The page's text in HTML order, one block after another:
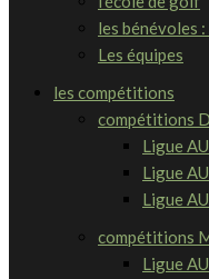
les bénévoles
Les équipes
les compétitions
compétitions
Ligue
Ligue
Ligue
compétitions
Ligue